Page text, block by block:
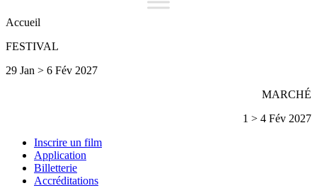
Accueil
FESTIVAL
29 Jan > 6 Fév 2027
MARCHÉ
1 > 4 Fév 2027
Inscrire un film
Application
Billetterie
Accréditations